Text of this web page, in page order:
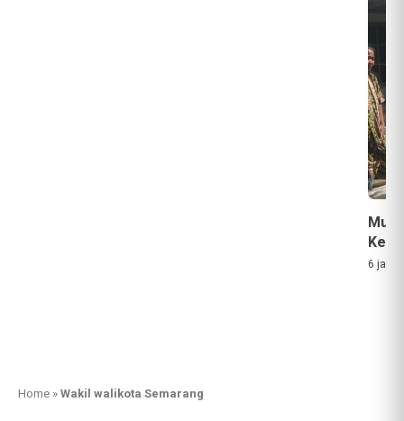
6 jam
Home »Wakil walikota Semarang